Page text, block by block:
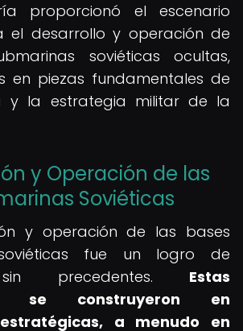
proporcionó el escenario
el desarrollo y operación de
soviéticas ocultas,
en piezas fundamentales de
y la estrategia militar de la
y Operación de las
Soviéticas
y operación de las bases
fue un logro de
precedentes. Estas
se construyeron en
a menudo en